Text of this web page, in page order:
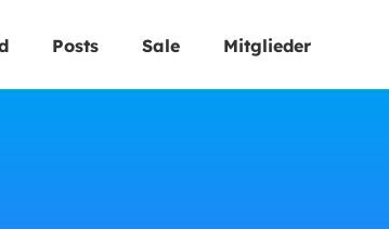
Posts Sale Mitglieder